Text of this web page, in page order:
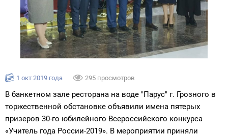
1 окт 2019 года 295 просмотров
В банкетном зале ресторана на воде "Парус" г. Грозного в
торжественной обстановке объявили имена пятерых
призеров 30-го юбилейного Всероссийского конкурса
«Учитель года России-2019». В мероприятии приняли